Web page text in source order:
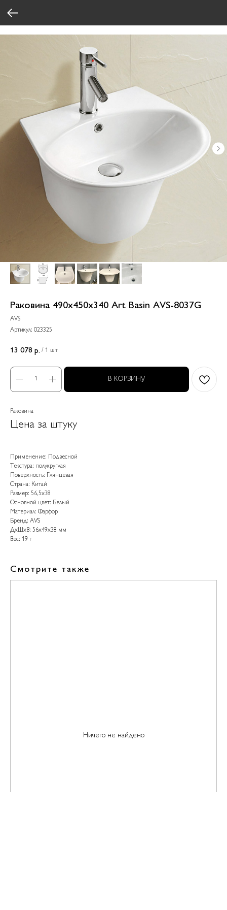
Раковина 490х450х340 Art Basin AVS-8037G
AVS
Артикул: 023325
13 078 р. / 1 шт
В КОРЗИНУ
Раковина
Цена за штуку
Применение: Подвесной
Текстура: полукруглая
Поверхность: Глянцевая
Страна: Китай
Размер: 56,5x38
Основной цвет: Белый
Материал: Фарфор
Бренд: AVS
ДxШxВ: 56x49x38 мм
Вес: 19 г
Смотрите также
Ничего не найдено